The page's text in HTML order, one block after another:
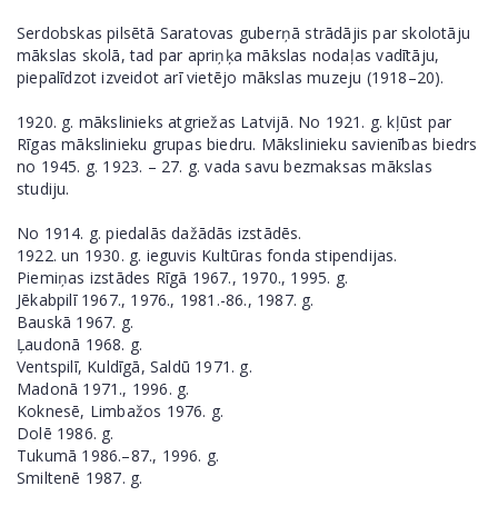
Serdobskas pilsētā Saratovas guberņā strādājis par skolotāju
mākslas skolā, tad par apriņķa mākslas nodaļas vadītāju,
piepalīdzot izveidot arī vietējo mākslas muzeju (1918–20).
1920. g. mākslinieks atgriežas Latvijā. No 1921. g. kļūst par
Rīgas mākslinieku grupas biedru. Mākslinieku savienības biedrs
no 1945. g. 1923. – 27. g. vada savu bezmaksas mākslas
studiju.
No 1914. g. piedalās dažādās izstādēs.
1922. un 1930. g. ieguvis Kultūras fonda stipendijas.
Piemiņas izstādes Rīgā 1967., 1970., 1995. g.
Jēkabpilī 1967., 1976., 1981.-86., 1987. g.
Bauskā 1967. g.
Ļaudonā 1968. g.
Ventspilī, Kuldīgā, Saldū 1971. g.
Madonā 1971., 1996. g.
Koknesē, Limbažos 1976. g.
Dolē 1986. g.
Tukumā 1986.–87., 1996. g.
Smiltenē 1987. g.